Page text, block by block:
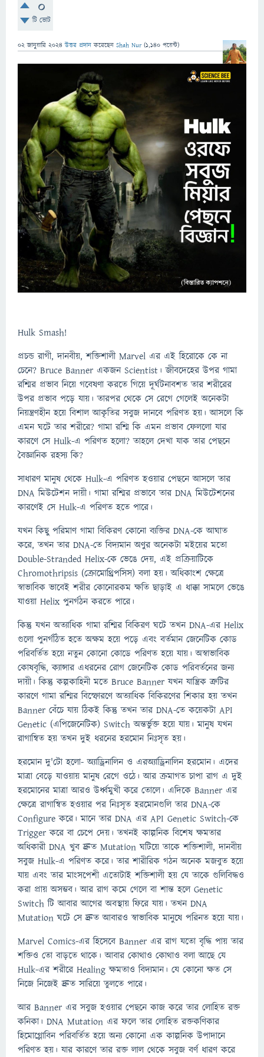
0
টি ভোট
02 জানুয়ারি 2024 উত্তর প্রদান করেছেন Shah Nur (1,140 পয়েন্ট)
Hulk Smash!
প্রচন্ড রাগী, দানবীয়, শক্তিশালী‌ Marvel এর এই হিরোকে কে না
চেনে? Bruce Banner একজন Scientist। জীবদেহের উপর গামা
রশ্মির প্রভাব নিয়ে গবেষণা করতে গিয়ে দূর্ঘটনাবশত তার শরীরের
উপর প্রভাব পড়ে যায়। তারপর থেকে সে রেগে গেলেই অনেকটা
নিয়ন্ত্রণহীন হয়ে বিশাল আকৃতির সবুজ দানবে পরিণত হয়। আসলে কি
এমন ঘটে তার শরীরে? গামা রশ্মি কি এমন প্রভাব ফেললো যার
কারণে সে Hulk-এ পরিণত হলো? তাহলে দেখা যাক তার পেছনে
বৈজ্ঞানিক রহস্য কি?
সাধারণ মানুষ থেকে Hulk-এ পরিণত হওয়ার পেছনে আসলে তার
DNA মিউটেশন দায়ী। গামা রশ্মির প্রভাবে তার DNA মিউটেশনের
কারণেই সে Hulk-এ পরিণত হতে পারে।
যখন কিছু পরিমাণ গামা বিকিরণ কোনো ব্যক্তির DNA-কে আঘাত
করে, তখন তার DNA-তে বিদ্যমান অণুর অনেকটা মইয়ের মতো
Double-Stranded Helix-কে ভেঙে দেয়, এই প্রক্রিয়াটিকে
Chromothripsis (ক্রোমোথ্রিপসিস) বলা হয়। অধিকাংশ ক্ষেত্রে
স্বাভাবিক ভাবেই শরীর কোনোরকম ক্ষতি ছাড়াই এ ধাক্কা সামলে ভেঙে
যাওয়া Helix পুনর্গঠন করতে পারে।
কিন্তু যখন অত্যাধিক গামা রশ্মির বিকিরণ ঘটে তখন DNA-এর Helix
গুলো পুনর্গঠিত হতে অক্ষম হয়ে পড়ে এবং বর্তমান জেনেটিক কোড
পরিবর্তিত হয়ে নতুন কোনো কোডে পরিণত হয়ে যায়। অস্বাভাবিক
কোষবৃদ্ধি, ক্যান্সার এধরনের রোগ জেনেটিক কোড পরিবর্তনের জন্য
দায়ী। কিন্তু কল্পকাহিনী মতে Bruce Banner যখন যান্ত্রিক ত্রুটির
কারণে গামা রশ্মির বিস্ফোরণে অত্যাধিক বিকিরণের শিকার হয় তখন
Banner বেঁচে যায় ঠিকই কিন্তু তখন তার DNA-তে কয়েকটা API
Genetic (এপিজেনেটিক) Switch অন্তর্ভুক্ত হয়ে যায়। মানুষ যখন
রাগান্বিত হয় তখন দুই ধরনের হরমোন নিঃসৃত হয়।
হরমোন দু'টো হলো- অ্যাড্রিনালিন ও এরঅ্যাড্রিনালিন হরমোন। এদের
মাত্রা বেড়ে যাওয়ায় মানুষ রেগে ওঠে। আর ক্রমাগত চাপা রাগ এ দুই
হরমোনের মাত্রা আরও উর্ধ্বমুখী করে তোলে। এদিকে Banner এর
ক্ষেত্রে রাগান্বিত হওয়ার পর নিঃসৃত হরমোনগুলি তার DNA-কে
Configure করে। মানে তার DNA এর API Genetic Switch-কে
Trigger করে বা চেপে দেয়। তখনই কাল্পনিক বিশেষ ক্ষমতার
অধিকারী DNA খুব দ্রুত Mutation ঘটিয়ে তাকে শক্তিশালী, দানবীয়
সবুজ Hulk-এ পরিণত করে। তার শারীরিক গঠন‌ অনেক মজবুত হয়ে
যায় এবং তার মাংসপেশী এতোটাই শক্তিশালী হয় যে তাকে গুলিবিদ্ধও
করা প্রায় অসম্ভব। আর রাগ কমে গেলে বা শান্ত হলে Genetic
Switch টি আবার আগের অবস্থায় ফিরে যায়। তখন DNA
Mutation ঘটে সে দ্রুত আবারও স্বাভাবিক মানুষে পরিনত হয়ে যায়।
Marvel Comics-এর হিসেবে Banner এর রাগ যতো বৃদ্ধি পায় তার
শক্তিও তো বাড়তে থাকে। আবার কোথাও কোথাও বলা আছে যে
Hulk-এর শরীরে Healing ক্ষমতাও বিদ্যমান। যে কোনো ক্ষত সে
নিজে নিজেই দ্রুত সারিয়ে তুলতে পারে।
আর Banner এর সবুজ হওয়ার পেছনে কাজ করে তার লোহিত রক্ত
কনিকা। DNA Mutation এর ফলে তার লোহিত রক্তকণিকার
হিমোগ্লোবিন পরিবর্তিত হয়ে অন্য কোনো এক কাল্পনিক উপাদানে
পরিণত হয়। যার কারণে তার রক্ত লাল থেকে সবুজ বর্ণ ধারণ করে